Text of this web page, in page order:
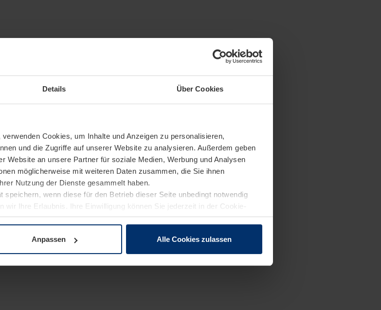
Details Über Cookies
verwenden Cookies, um Inhalte und Anzeigen zu personalisieren,
und die Zugriffe auf unserer Website zu analysieren. Außerdem geben
Website an unsere Partner für soziale Medien, Werbung und Analysen
möglicherweise mit weiteren Daten zusammen, die Sie ihnen
Nutzung der Dienste gesammelt haben.
wenn diese für den Betrieb dieser Seite unbedingt notwendig
wir Ihre Erlaubnis. Ihre Einwilligung können Sie jederzeit in der Cookie-
unserer Website ändern oder widerrufen.
Anpassen Alle Cookies zulassen